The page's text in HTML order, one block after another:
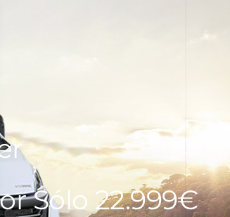
Sólo 22.999€